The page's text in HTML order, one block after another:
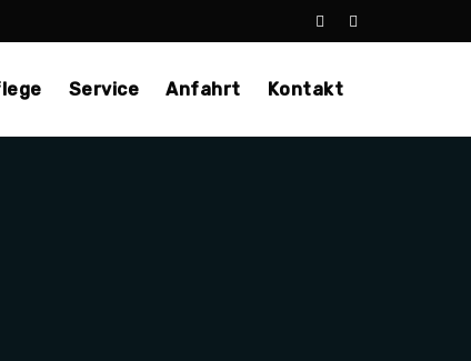
Service Anfahrt Kontakt